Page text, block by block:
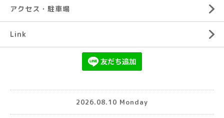
アクセス・駐車場
Link
2026.08.10 Monday